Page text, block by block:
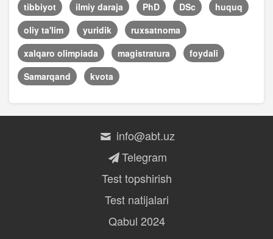
tibbiyot
ilmiy daraja PhD DSc
huquq
oliy ta'lim
yuridik
ruxsatnoma
xalqaro olimpiada
magistratura
foydali
Samarqand
kvota
info@abt.uz
Telegram
Test topshirish
Test natijalari
Qabul 2024